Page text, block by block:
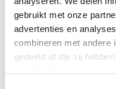
gebruikt met onze
advertenties en
combineren met andere
gedeeld of die zij